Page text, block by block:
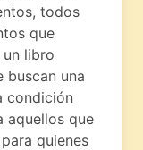
todos
que
libro
buscan una
condición
aquellos que
quienes